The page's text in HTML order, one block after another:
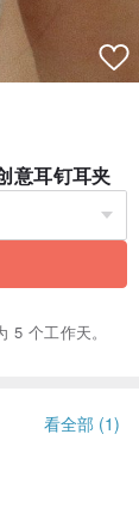
意耳钉耳夹
5 个工作天。
看全部 (1)